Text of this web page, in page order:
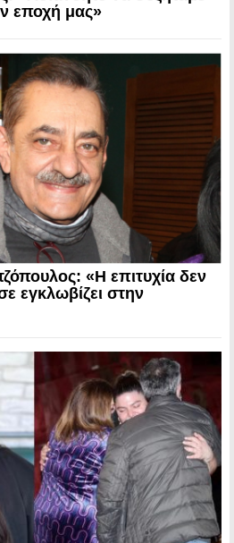
εποχή μας»
«Η επιτυχία δεν
εγκλωβίζει στην